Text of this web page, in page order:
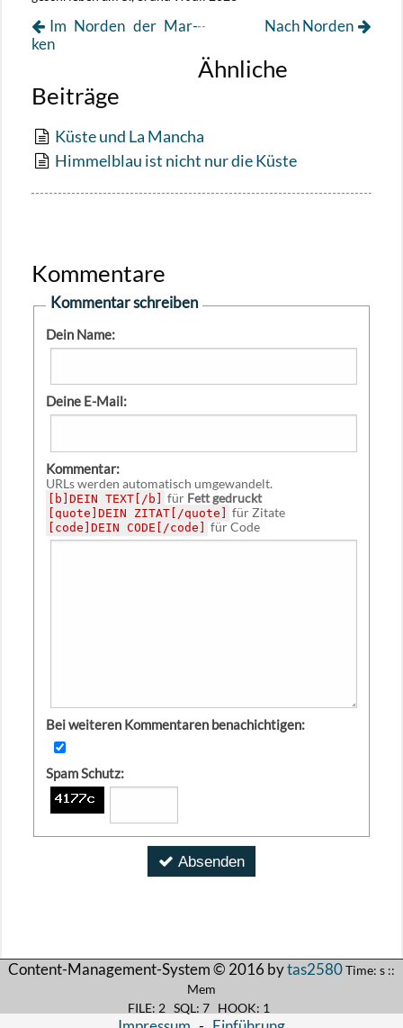
Nach Nor­den
Im Nor­den der Mar­
ken
Ähnliche
Beiträge
Küste und La Mancha
Himmelblau ist nicht nur die Küste
Kommentare
Kommentar schreiben
Dein Name:
Deine E-Mail:
Kommentar:
URLs werden automatisch umgewandelt.
[b]DEIN TEXT[/b] für Fett gedruckt
[quote]DEIN ZITAT[/quote] für Zitate
[code]DEIN CODE[/code] für Code
Bei weiteren Kommentaren benachichtigen:
Spam Schutz:
Absenden
Content-Management-System © 2016 bytas2580Time: s ::
Mem
FILE: 2 SQL: 7 HOOK: 1